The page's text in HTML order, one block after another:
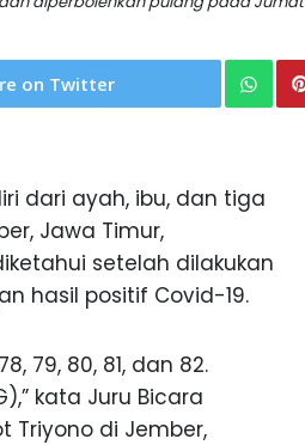
on Twitter
dari ayah, ibu, dan tiga
Jawa Timur,
setelah dilakukan
hasil positif Covid-19.
79, 80, 81, dan 82.
kata Juru Bicara
Triyono di Jember,